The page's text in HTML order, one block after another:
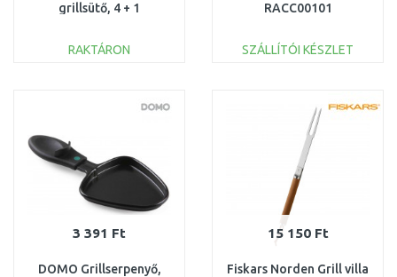
grillsütő, 4 + 1
GB01A2401115B
SÉRÜLT
RAKTÁRON
Összehasonlítás
RACC00101
SZÁLLÍTÓI KÉSZLET
Összehasonlítás
3 391 Ft
DOMO Grillserpenyő,
15 150 Ft
Fiskars Norden Grill villa